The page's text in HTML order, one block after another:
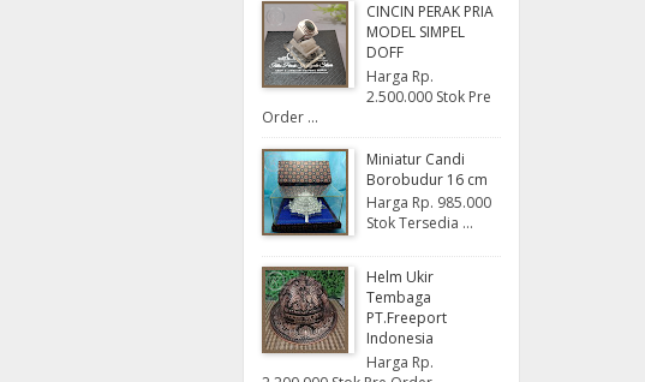
CINCIN PERAK PRIA
MODEL SIMPEL
DOFF
Harga Rp.
2.500.000 Stok Pre
Order ...
Miniatur Candi
Borobudur 16 cm
Harga Rp. 985.000
Stok Tersedia ...
Helm Ukir
Tembaga
PT.Freeport
Indonesia
Harga Rp.